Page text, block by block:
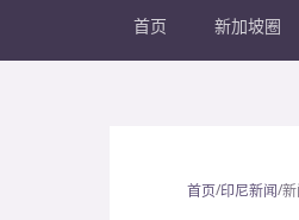
首页 新加坡圈
首页/印尼新闻/